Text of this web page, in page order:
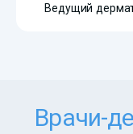
Ведущий
Врачи-